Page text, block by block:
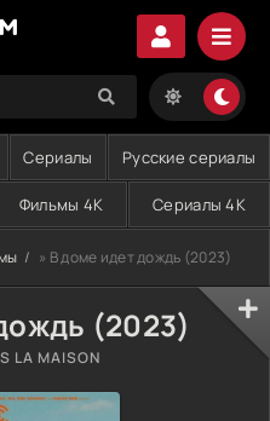
Сериалы Русские сериалы
Фильмы 4K Сериалы 4K
» В доме идет дождь (2023)
(2023)
LA MAISON